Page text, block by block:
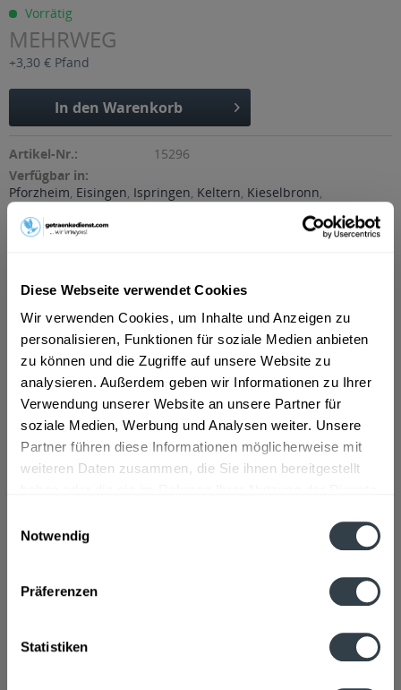
Diese Webseite verwendet Cookies
Wir verwenden Cookies, um Inhalte und Anzeigen zu
personalisieren, Funktionen für soziale Medien anbieten
zu können und die Zugriffe auf unsere Website zu
analysieren. Außerdem geben wir Informationen zu Ihrer
Verwendung unserer Website an unsere Partner für
soziale Medien, Werbung und Analysen weiter. Unsere
Partner führen diese Informationen möglicherweise mit
weiteren Daten zusammen, die Sie ihnen bereitgestellt
Notwendig
Präferenzen
Statistiken
Vorrätig
MEHRWEG
+3,30 € Pfand
In den Warenkorb
Artikel-Nr.:
15296
Verfügbar in:
Pforzheim, Eisingen, Ispringen, Keltern, Kieselbronn,
Kämpfelbach
"Teinacher Limo Cola-Mix 12 x 0,5l Glas"
"Erfrischend und koffeinhaltig. Mit leckerem Cola-
Orangengeschmack", so der Hersteller.
Geschmacksrichtung:
Cola, Orange
Flaschengröße:
0,5 l
Fragen zum Artikel?
KohlensäureOrangensaftkonzentrat,...
KohlensäureOrangensaftkonzentrat, Säuerungsmittel E 330
und E 338, Farbstoff E150d, Orangenextrakt, natürliches
Süßungsmittel(n)